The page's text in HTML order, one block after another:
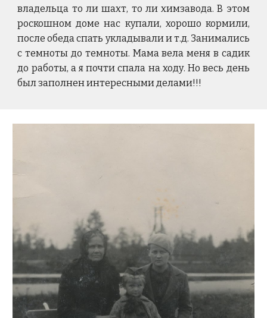
владельца то ли шахт, то ли химзавода. В этом
роскошном доме нас купали, хорошо кормили,
после обеда спать укладывали и т.д. Занимались
с темноты до темноты. Мама вела меня в садик
до работы, а я почти спала на ходу. Но весь день
был заполнен интересными делами!!!